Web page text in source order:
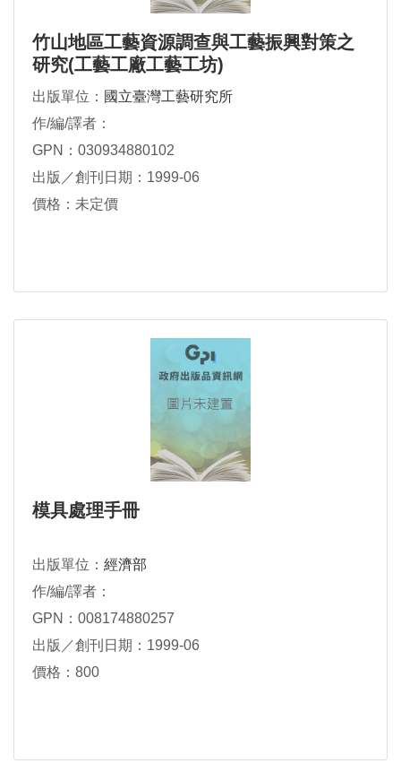
竹山地區工藝資源調查與工藝振興對策之
研究(工藝工廠工藝工坊)
出版單位： 國立臺灣工藝研究所
作/編/譯者：
GPN：030934880102
出版／創刊日期：1999-06
價格：未定價
模具處理手冊
出版單位： 經濟部
作/編/譯者：
GPN：008174880257
出版／創刊日期：1999-06
價格：800